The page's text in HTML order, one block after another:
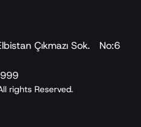
Çıkmazı Sok. No:6
rights Reserved.